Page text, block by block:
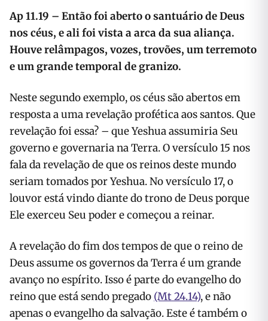
Ap 11.19 – Então foi aberto o santuário de Deus
nos céus, e ali foi vista a arca da sua aliança.
Houve relâmpagos, vozes, trovões, um terremoto
e um grande temporal de granizo.
Neste segundo exemplo, os céus são abertos em
resposta a uma revelação profética aos santos. Que
revelação foi essa? – que Yeshua assumiria Seu
governo e governaria na Terra. O versículo 15 nos
fala da revelação de que os reinos deste mundo
seriam tomados por Yeshua. No versículo 17, o
louvor está vindo diante do trono de Deus porque
Ele exerceu Seu poder e começou a reinar.
A revelação do fim dos tempos de que o reino de
Deus assume os governos da Terra é um grande
avanço no espírito. Isso é parte do evangelho do
reino que está sendo pregado (Mt 24.14), e não
apenas o evangelho da salvação. Este é também o